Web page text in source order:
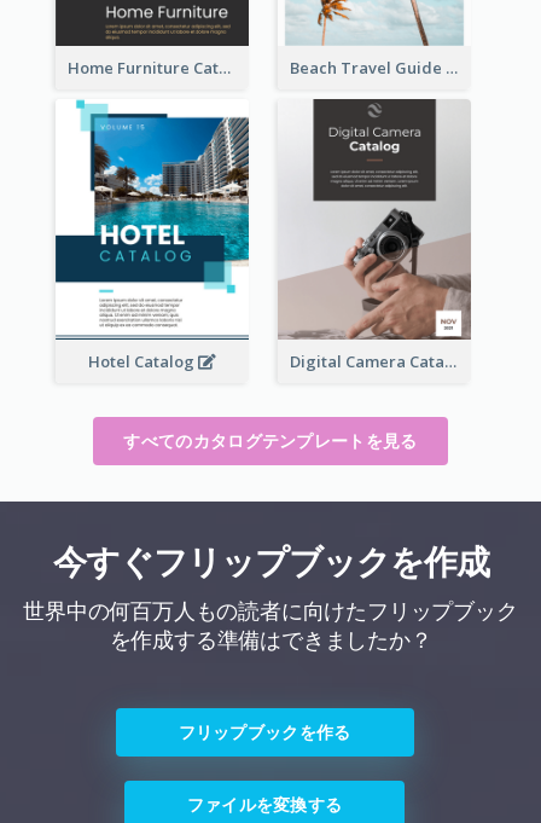
Home Furniture Catalog Beach Travel Guide
Hotel Catalog Digital Camera Catalog
すべてのカタログテンプレートを見る
今すぐフリップブックを作成
世界中の何百万人もの読者に向けたフリップブック
を作成する準備はできましたか？
フリップブックを作る
ファイルを変換する